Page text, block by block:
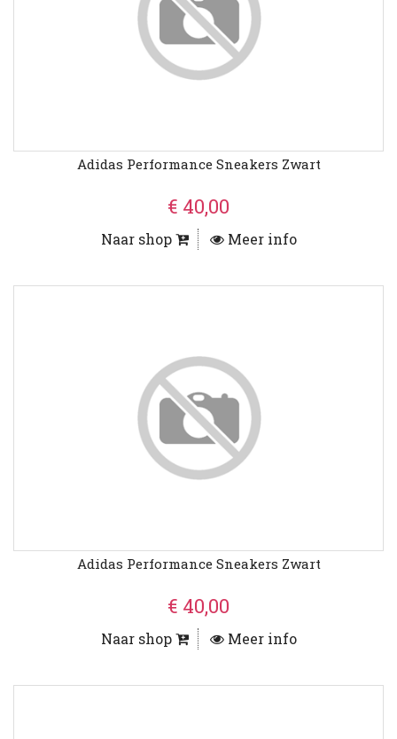
Adidas Performance Sneakers Zwart
€ 40,00
Naar shop Meer info
Adidas Performance Sneakers Zwart
€ 40,00
Naar shop Meer info